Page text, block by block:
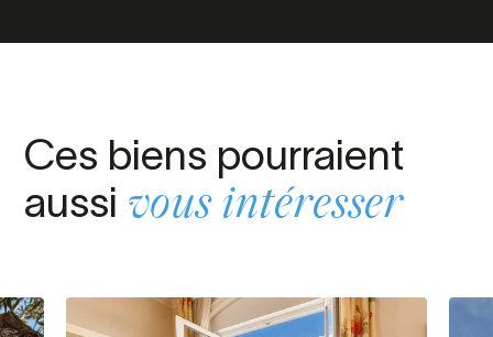
Ces biens pourraient
aussi vous intéresser